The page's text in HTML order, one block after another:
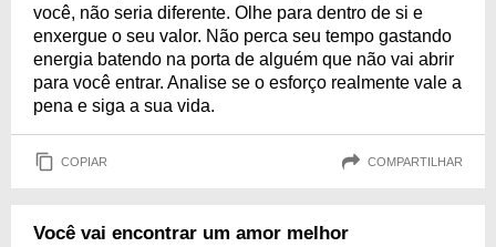
você, não seria diferente. Olhe para dentro de si e
enxergue o seu valor. Não perca seu tempo gastando
energia batendo na porta de alguém que não vai abrir
para você entrar. Analise se o esforço realmente vale a
pena e siga a sua vida.
COPIAR COMPARTILHAR
Você vai encontrar um amor melhor